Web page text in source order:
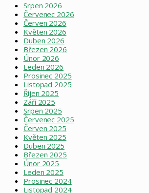
Srpen 2026
Červenec 2026
Červen 2026
Květen 2026
Duben 2026
Březen 2026
Únor 2026
Leden 2026
Prosinec 2025
Listopad 2025
Říjen 2025
Září 2025
Srpen 2025
Červenec 2025
Červen 2025
Květen 2025
Duben 2025
Březen 2025
Únor 2025
Leden 2025
Prosinec 2024
Listopad 2024